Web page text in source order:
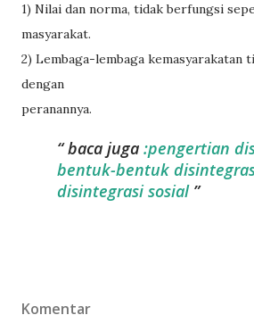
1) Nilai dan norma, tidak berfungsi
masyarakat.
2) Lembaga-lembaga kemasyarakatan
dengan
peranannya.
baca juga :pengertian
bentuk-bentuk
disintegrasi sosial
Komentar